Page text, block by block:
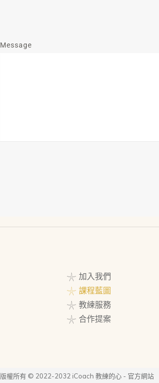
Message
𓇼 加入我們
𓇼 課程藍圖
𓇼 教練服務
𓇼 合作提案
版權所有 © 2022-2032 iCoach 教練的心 - 官方網站